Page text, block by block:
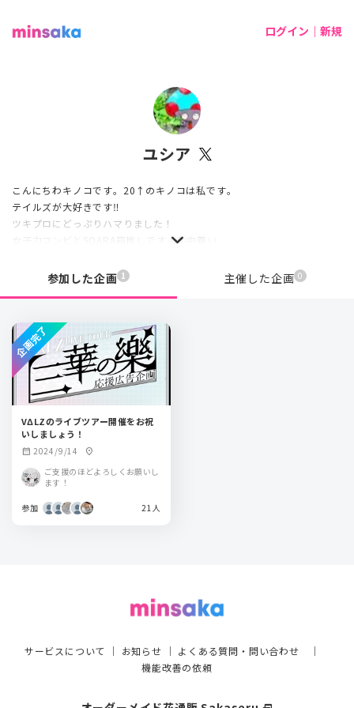
ログイン｜新規
ユシア
こんにちわキノコです。20↑のキノコは私です。
テイルズが大好きです‼
ツキプロにどっぷりハマりました！
女子力コンビとSOARA箱推しです！年中尊い
佐々木と宮野の沼に頭から突っ込んだ
参加した企画 1 主催した企画 0
VΔLZのライブツアー開催をお祝
いしましょう！
calendar_month 2024/9/14 location_on
ご支援のほどよろしくお願いし
ます！
参加 21人
企画完了
サービスについて ｜ お知らせ ｜ よくある質問・問い合わせ ｜
機能改善の依頼